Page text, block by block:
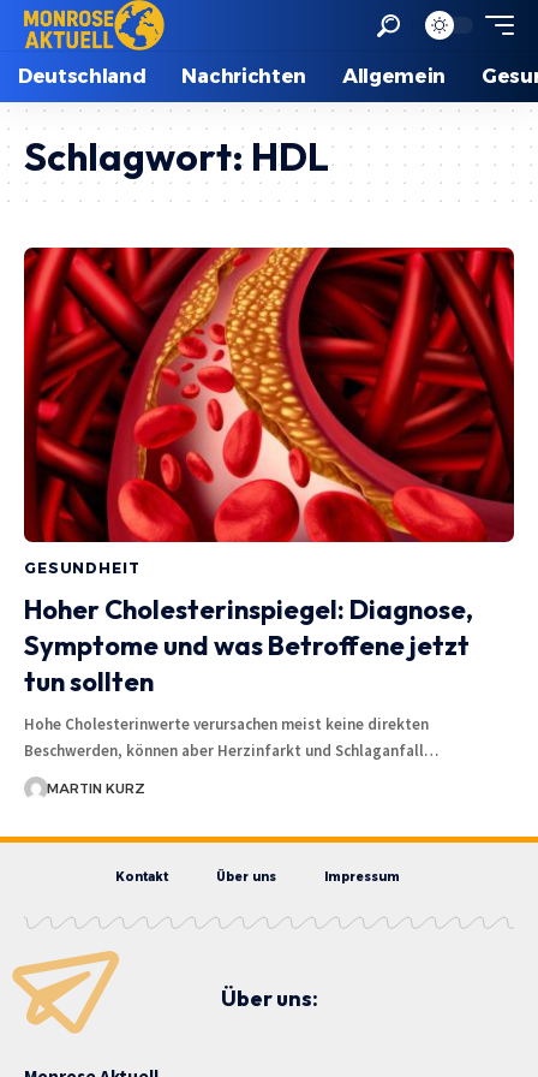
Deutschland Nachrichten Allgemein
Schlagwort: HDL
GESUNDHEIT
Hoher Cholesterinspiegel: Diagnose,
Symptome und was Betroffene jetzt
tun sollten
Hohe Cholesterinwerte verursachen meist keine direkten
Beschwerden, können aber Herzinfarkt und Schlaganfall…
MARTIN KURZ
Kontakt Über uns Impressum
Über uns: